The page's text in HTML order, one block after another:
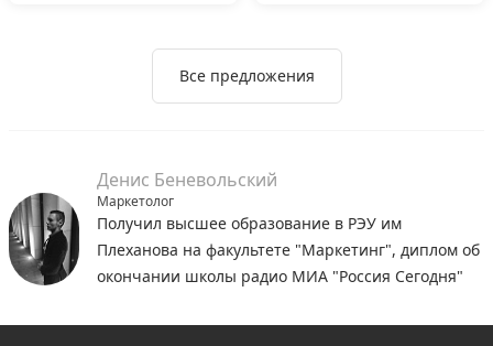
Все предложения
Денис Беневольский
Маркетолог
Получил высшее образование в РЭУ им
Плеханова на факультете "Маркетинг", диплом об
окончании школы радио МИА "Россия Сегодня"